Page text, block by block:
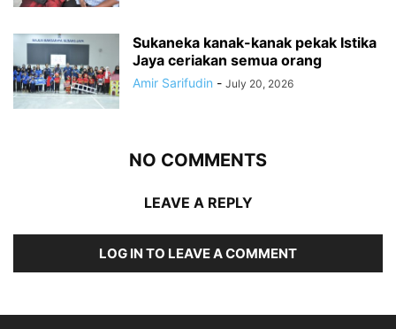
Sukaneka kanak-kanak pekak Istika
Jaya ceriakan semua orang
Amir Sarifudin - July 20, 2026
NO COMMENTS
LEAVE A REPLY
LOG IN TO LEAVE A COMMENT